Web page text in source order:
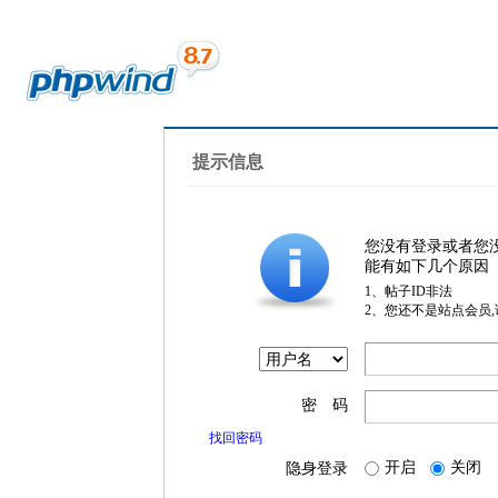
提示信息
您没有登录或者您
能有如下几个原因
1、帖子ID非法
2、您还不是站点会员
密 码
找回密码
隐身登录 开启 关闭